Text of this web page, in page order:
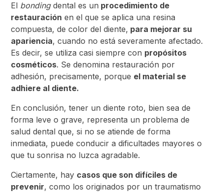
El bondingdental es un procedimiento de
restauración en el que se aplica una resina
compuesta, de color del diente, para mejorar su
apariencia, cuando no está severamente afectado.
Es decir, se utiliza casi siempre con propósitos
cosméticos. Se denomina restauración por
adhesión, precisamente, porque el material se
adhiere al diente.
En conclusión, tener un diente roto, bien sea de
forma leve o grave, representa un problema de
salud dental que, si no se atiende de forma
inmediata, puede conducir a dificultades mayores o
que tu sonrisa no luzca agradable.
Ciertamente, hay casos que son difíciles de
prevenir, como los originados por un traumatismo